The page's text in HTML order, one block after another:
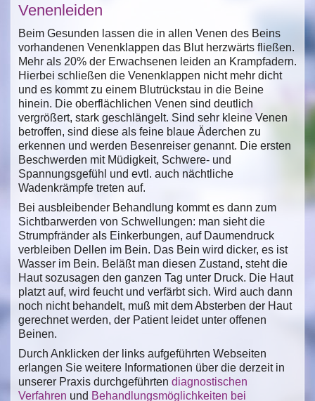
Venenleiden
Beim Gesunden lassen die in allen Venen des Beins
vorhandenen Venenklappen das Blut herzwärts fließen.
Mehr als 20% der Erwachsenen leiden an Krampfadern.
Hierbei schließen die Venenklappen nicht mehr dicht
und es kommt zu einem Blutrückstau in die Beine
hinein. Die oberflächlichen Venen sind deutlich
vergrößert, stark geschlängelt. Sind sehr kleine Venen
betroffen, sind diese als feine blaue Äderchen zu
erkennen und werden Besenreiser genannt. Die ersten
Beschwerden mit Müdigkeit, Schwere- und
Spannungsgefühl und evtl. auch nächtliche
Wadenkrämpfe treten auf.
Bei ausbleibender Behandlung kommt es dann zum
Sichtbarwerden von Schwellungen: man sieht die
Strumpfränder als Einkerbungen, auf Daumendruck
verbleiben Dellen im Bein. Das Bein wird dicker, es ist
Wasser im Bein. Beläßt man diesen Zustand, steht die
Haut sozusagen den ganzen Tag unter Druck. Die Haut
platzt auf, wird feucht und verfärbt sich. Wird auch dann
noch nicht behandelt, muß mit dem Absterben der Haut
gerechnet werden, der Patient leidet unter offenen
Beinen.
Durch Anklicken der links aufgeführten Webseiten
erlangen Sie weitere Informationen über die derzeit in
unserer Praxis durchgeführten diagnostischen
Verfahren und Behandlungsmöglichkeiten bei